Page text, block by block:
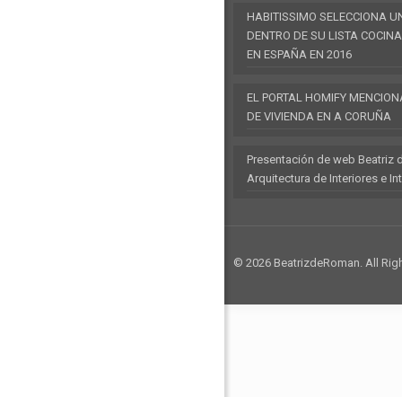
HABITISSIMO SELECCIONA
DENTRO DE SU LISTA
EN ESPAÑA EN 2016
EL PORTAL HOMIFY
DE VIVIENDA EN A CORUÑA
Presentación de web Beatriz
Arquitectura de Interiores e
© 2026 BeatrizdeRoman. All